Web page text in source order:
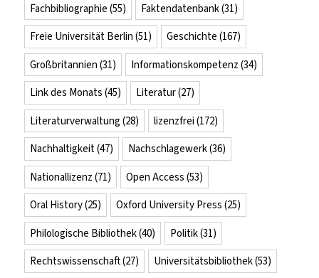
Fachbibliographie (55) Faktendatenbank(31)
Freie Universität Berlin (51) Geschichte (167)
Großbritannien (31) Informationskompetenz (34)
Link des Monats (45) Literatur(27)
Literaturverwaltung (28) lizenzfrei (172)
Nachhaltigkeit(47) Nachschlagewerk(36)
Nationallizenz (71) Open Access (53)
Oral History(25) Oxford University Press (25)
Philologische Bibliothek(40) Politik(31)
Rechtswissenschaft(27) Universitätsbibliothek(53)